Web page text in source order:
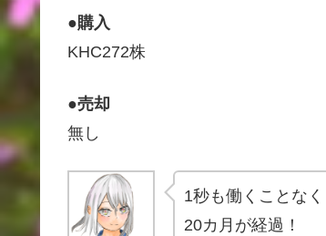
●購入
KHC272株
●売却
無し
1秒も働くことなく
20カ月が経過！